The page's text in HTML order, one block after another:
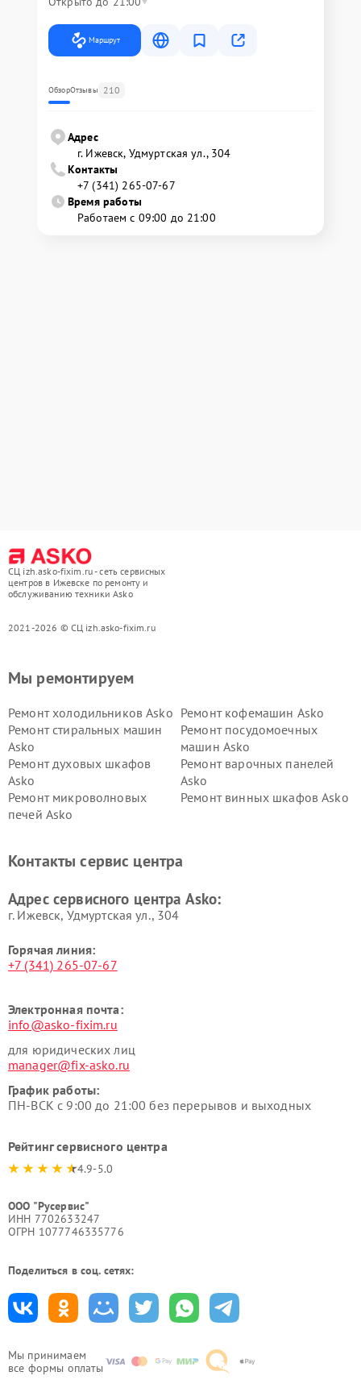
Маршрут
ОбзорОтзывы 210
Адрес
г. Ижевск, Удмуртская ул., 304
Контакты
+7 (341) 265-07-67
Время работы
Работаем с 09:00 до 21:00
СЦ izh.asko-fixim.ru - сеть сервисных
центров в Ижевске по ремонту и
обслуживанию техники Asko
2021-2026 © СЦ izh.asko-fixim.ru
Мы принимаем
все формы оплаты
Мы ремонтируем
Ремонт холодильников Asko Ремонт кофемашин Asko
Ремонт стиральных машин
Asko
Ремонт посудомоечных
машин Asko
Ремонт духовых шкафов
Asko
Ремонт варочных панелей
Asko
Ремонт микроволновых
печей Asko
Ремонт винных шкафов Asko
Ремонт подогревателей
Ремонт промышленных
Asko
Контакты сервис центра
Адрес сервисного центра Asko:
г. Ижевск, Удмуртская ул., 304
Горячая линия:
+7 (341) 265-07-67
Электронная почта:
info@asko-fixim.ru
для юридических лиц
manager@fix-asko.ru
График работы:
ПН-ВСК с 9:00 до 21:00 без перерывов и выходных
Рейтинг сервисного центра
4.9-5.0
ООО "Русервис"
ИНН 7702633247
ОГРН 1077746335776
Поделиться в соц. сетях: